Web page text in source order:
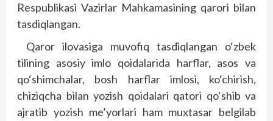
Respublikasi Vazirlar Mahkamasining qarori bilan
tasdiqlangan.
Qaror ilovasiga muvofiq tasdiqlangan o‘zbek
tilining asosiy imlo qoidalarida harf­lar, asos va
qo‘shimchalar, bosh harflar imlosi, ko‘chirish,
chiziqcha bilan yozish qoidalari qatori qo‘shib va
ajratib yozish me’yorlari ham muxtasar belgilab